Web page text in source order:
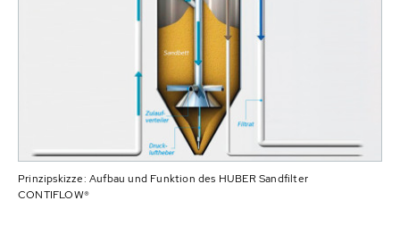
Prinzipskizze: Aufbau und Funktion des HUBER Sandfilter
CONTIFLOW®